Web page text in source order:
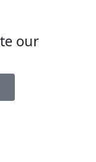
our